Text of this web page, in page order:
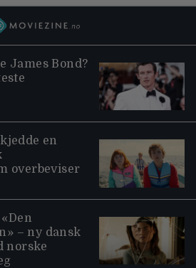
James Bond?
en
overbeviser
– ny dansk
norske